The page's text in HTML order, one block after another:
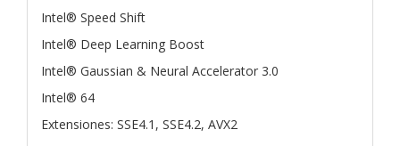
Intel® Speed Shift
Intel® Deep Learning Boost
Intel® Gaussian & Neural Accelerator 3.0
Intel® 64
Extensiones: SSE4.1, SSE4.2, AVX2